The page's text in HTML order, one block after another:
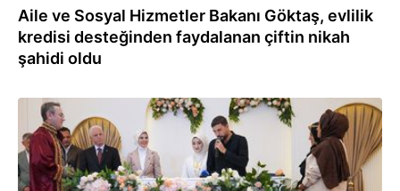
Aile ve Sosyal Hizmetler Bakanı Göktaş, evlilik
kredisi desteğinden faydalanan çiftin nikah
şahidi oldu
20.07.2026